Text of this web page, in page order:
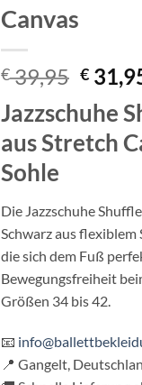
Canvas
€39,95
Preis
war:
€
€
Jazzschuhe
aus Stretch
Sohle
Die Jazzschuhe
Schwarz aus
die sich dem Fuß
Bewegungsfreiheit
Größen 34 bis 42.
📧
📍 Gangelt,